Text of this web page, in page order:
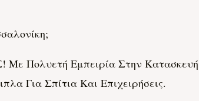
Πολυετή Εμπειρία Στην
Για Σπίτια Και Επιχειρήσεις.